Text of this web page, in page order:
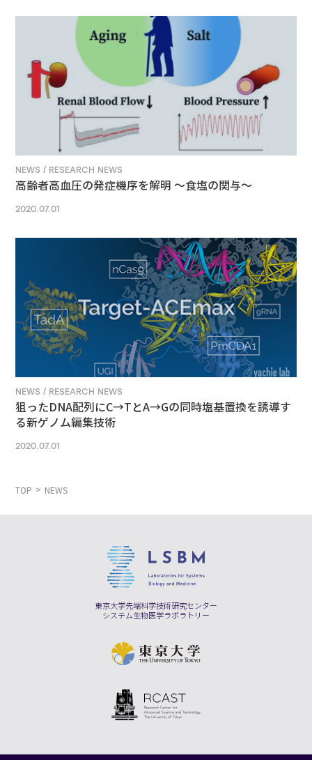
NEWS / RESEARCH NEWS
高齢者高血圧の発症機序を解明 ～食塩の関与～
2020.07.01
NEWS / RESEARCH NEWS
狙ったDNA配列にC→TとA→Gの同時塩基置換を誘導す
る新ゲノム編集技術
2020.07.01
TOP NEWS
東京大学先端科学技術研究センター
システム生物医学ラボラトリー